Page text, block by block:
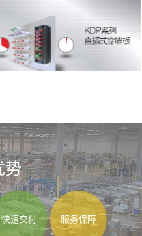
势
快速交付 服务保障